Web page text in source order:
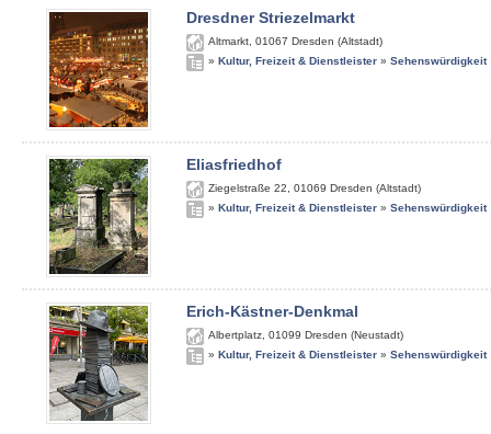
Dresdner Striezelmarkt
Altmarkt 01067 Dresden (Altstadt)
» Kultur, Freizeit & Dienstleister » Sehenswürdigkeit
Eliasfriedhof
Ziegelstraße 22 01069 Dresden (Altstadt)
» Kultur, Freizeit & Dienstleister » Sehenswürdigkeit
Erich-Kästner-Denkmal
Albertplatz 01099 Dresden (Neustadt)
» Kultur, Freizeit & Dienstleister » Sehenswürdigkeit